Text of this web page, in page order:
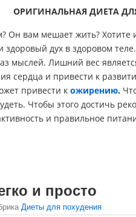
ОРИГИНАЛЬНАЯ ДИЕТА
Он вам мешает жить? Хотите
здоровый дух в здоровом
мыслей. Лишний вес
сердца и привести к
привести к ожирению.
Чтобы этого достичь
и правильное
и просто
Диеты для похудения